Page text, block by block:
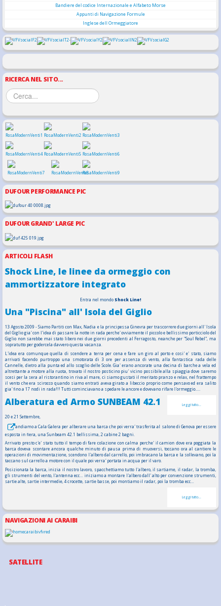
Bandiere del codice Internazionale e Alfabeto Morse
Appunti di Navigazione Formule
Inglese dell Ormeggiatore
RICERCA NEL SITO...
DUFOUR PERFORMANCE PIC
DUFOUR GRAND' LARGE PIC
ARTICOLI FLASH
Shock Line, le linee da ormeggio con
ammortizzatore integrato
Entra nel mondo Shock Line!
Una "Piscina" all' Isola del Giglio
13 Agosto 2009 - Siamo Partiti con Max, Nadia e la principessa Ginevra per trascorrere due giorni all' Isola
del Giglio gia' con l'idea di passare la notte in rada perche' ovviamente il piccolo e bellissimo porticciolo del
Giglio non sarebbe mai stato libero nei due giorni precedenti al Ferragosto, neanche per "Soul Rebel", ma
sopratutto per godercela davvero questa vacanza.
L'idea era comunque quella di scendere a terra per cena e fare un giro al porto e cosi' e' stato, siamo
arrivati facendo purtroppo una smotorata di 3 ore per assenza di vento, alla fantastica rada delle
Cannelle, dietro alla punta ed allo scoglio delle Scole. Gia' erano ancorate una decina di barche a vela ed
altrettante a motore alla ruota, trovato il nostro posticino piu' vicino possibile alla spiaggia dove saremo
scesi per la sera al ristorantino in riva al mare, ci siamo gustati il meritato pranzo e relax, nel frattempo
il vento che era scirocco quando siamo entrati aveva girato a libeccio proprio come pensavo ed era salito
gia' fino a 17 nodi in rada!!! Tutti cominciavano a spedare le ancore e dovevano rifare l'ormeggio.....
Leggi tutto...
Alberatura ed Armo SUNBEAM 42.1
20 e 21 Settembre,
andiamo a Cala Galera per alberare una barca che poi verra' trasferita al salone di Genova per essere
esposta in fiera, una Sunbeam 42.1 bellissima, 2 cabine 2 bagni.
Arrivato presto c'e' stato tutto il tempo di fare colazione con calma perche' il camion dove era poggiata la
barca doveva scontare ancora qualche minuto di pausa prima di muoversi, toccano ora al cantiere le
operazioni di movimentazione, scendono l'albero dal carrello, poi imbracano la barca e la sollevano, poi la
taccano sul carrello a motore con il quale poi verra' portata in acqua per il varo.
Posizionata la barca, inizia il nostro lavoro, spacchettiamo tutto l'albero, il sartiame, il radar, la tromba,
gli strumenti del vento, l'antenna ecc... iniziamo a montare l'albero dall' alto per convenzione strumenti,
sartie alte, sartie intermedie, 4 crocette, sartie basse, poi montiamo il radar, poi la tromba ecc...
Leggi tutto...
NAVIGAZIONI AI CARAIBI
SATELLITE